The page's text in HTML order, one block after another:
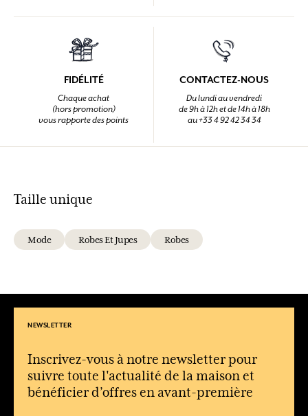
FIDÉLITÉ
Chaque achat
(hors promotion)
vous rapporte des points
CONTACTEZ-NOUS
Du lundi au vendredi
de 9h à 12h et de 14h à 18h
au +33 4 92 42 34 34
Taille unique
Mode Robes Et Jupes Robes
NEWSLETTER
Inscrivez-vous à notre newsletter pour
suivre toute l'actualité de la maison et
bénéficier d’offres en avant-première